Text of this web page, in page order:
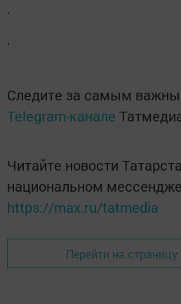
Следите за самым
Telegram-канале
Читайте новости
национальном
https://max.ru/tatmedia
Перейти на страницу